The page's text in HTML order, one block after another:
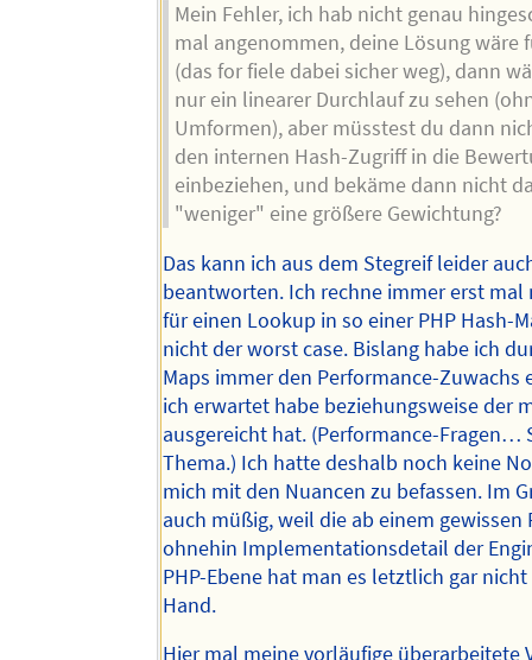
Mein Fehler, ich hab nicht genau
mal angenommen, deine Lösung wäre
(das for fiele dabei sicher weg), dann
nur ein linearer Durchlauf zu sehen
Umformen), aber müsstest du dann
den internen Hash-Zugriff in die
einbeziehen, und bekäme dann nicht
"weniger" eine größere Gewichtung?
Das kann ich aus dem Stegreif leider
beantworten. Ich rechne immer erst mal
für einen Lookup in so einer PHP Hash-
nicht der worst case. Bislang habe ich
Maps immer den Performance-Zuwachs
ich erwartet habe beziehungsweise der
ausgereicht hat. (Performance-Fragen…
Thema.) Ich hatte deshalb noch keine
mich mit den Nuancen zu befassen. Im
auch müßig, weil die ab einem gewissen
ohnehin Implementationsdetail der
PHP-Ebene hat man es letztlich gar
Hand.
Hier mal meine vorläufige überarbeitete